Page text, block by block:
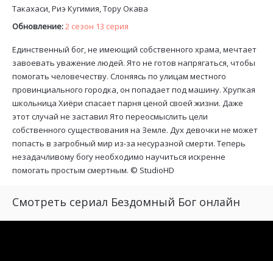
Такахаси, Риэ Кугимия, Тору Окава
Обновление:2 сезон 13 серия
Единственный бог, не имеющий собственного храма, мечтает
завоевать уважение людей. Ято не готов напрягаться, чтобы
помогать человечеству. Слоняясь по улицам местного
провинциального городка, он попадает под машину. Хрупкая
школьница Хиёри спасает парня ценой своей жизни. Даже
этот случай не заставил Ято переосмыслить цели
собственного существования на Земле. Дух девочки не может
попасть в загробный мир из-за несуразной смерти. Теперь
незадачливому богу необходимо научиться искренне
помогать простым смертным. © StudioHD
Смотреть сериал Бездомный Бог онлайн